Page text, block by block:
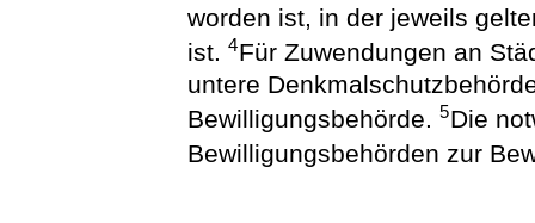
worden ist, in der jeweils
ist.4Für Zuwendungen an
untere
Bewilligungsbehörde.5Die
Bewilligungsbehörden zur